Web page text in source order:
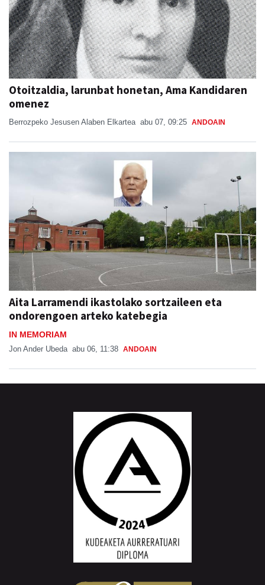
Otoitzaldia, larunbat honetan, Ama Kandidaren
omenez
Berrozpeko Jesusen Alaben Elkartea abu 07, 09:25 ANDOAIN
Aita Larramendi ikastolako sortzaileen eta
ondorengoen arteko katebegia
IN MEMORIAM
Jon Ander Ubeda abu 06, 11:38 ANDOAIN